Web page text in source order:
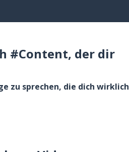
#Content, der dir
zu sprechen, die dich wirklich